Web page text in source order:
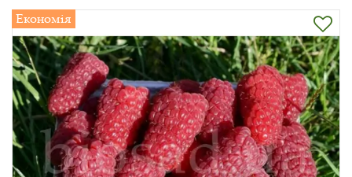
Економія